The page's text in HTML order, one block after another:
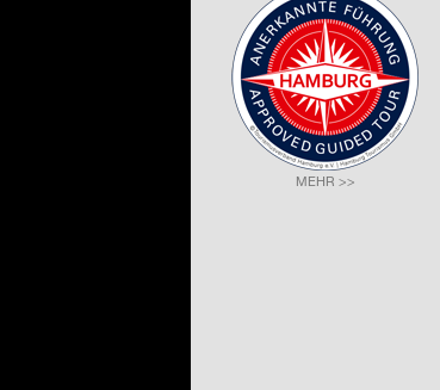
MEHR >>